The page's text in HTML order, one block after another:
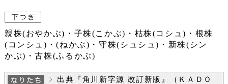
親株(おやかぶ)・子株(こかぶ)・枯株(コシュ)・根株
(コンシュ)・(ねかぶ)・守株(シュシュ)・新株(シン
かぶ)・古株(ふるかぶ)
出典『角川新字源 改訂新版』（ＫＡＤＯ